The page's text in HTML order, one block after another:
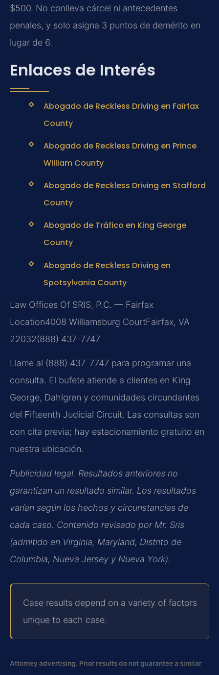
$500. No conlleva cárcel ni antecedentes
penales, y solo asigna 3 puntos de demérito en
lugar de 6.
Enlaces de Interés
Abogado de Reckless Driving en Fairfax
County
Abogado de Reckless Driving en Prince
William County
Abogado de Reckless Driving en Stafford
County
Abogado de Tráfico en King George
County
Abogado de Reckless Driving en
Spotsylvania County
Law Offices Of SRIS, P.C. — Fairfax
Location4008 Williamsburg CourtFairfax, VA
22032(888) 437-7747
Llame al (888) 437-7747 para programar una
consulta. El bufete atiende a clientes en King
George, Dahlgren y comunidades circundantes
del Fifteenth Judicial Circuit. Las consultas son
con cita previa; hay estacionamiento gratuito en
nuestra ubicación.
Publicidad legal. Resultados anteriores no
garantizan un resultado similar. Los resultados
varían según los hechos y circunstancias de
cada caso. Contenido revisado por Mr. Sris
(admitido en Virginia, Maryland, Distrito de
Columbia, Nueva Jersey y Nueva York).
Case results depend on a variety of factors
unique to each case.
Attorney advertising. Prior results do not guarantee a similar